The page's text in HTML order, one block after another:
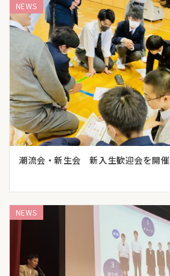
潮流会・新生会 新入生歓迎会を開催
NEWS
NEWS